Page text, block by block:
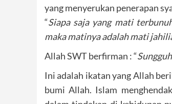
yang menyerukan penerapan
“Siapa saja yang mati
maka matinya adalah mati
Allah SWT berfirman : “
Ini adalah ikatan yang Allah
bumi Allah. Islam